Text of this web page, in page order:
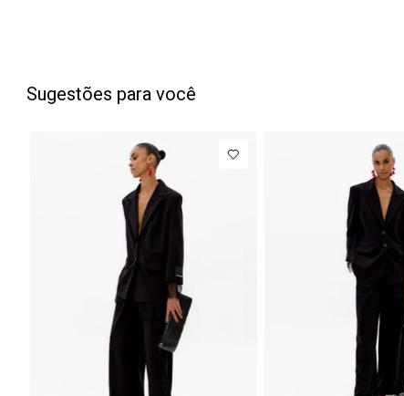
Sugestões para você